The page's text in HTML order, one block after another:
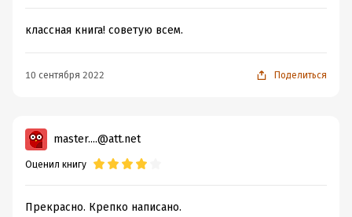
классная книга! советую всем.
10 сентября 2022 Поделиться
master....@att.net
Оценил книгу
Прекрасно. Крепко написано.